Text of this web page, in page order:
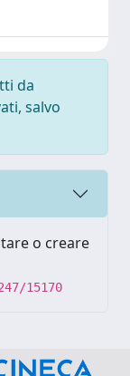
da
salvo
o creare
15170